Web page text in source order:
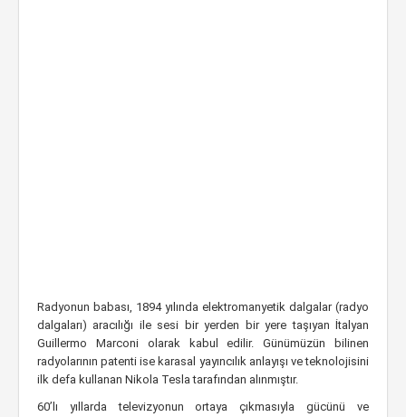
Radyonun babası, 1894 yılında elektromanyetik dalgalar (radyo
dalgaları) aracılığı ile sesi bir yerden bir yere taşıyan İtalyan
Guillermo Marconi olarak kabul edilir. Günümüzün bilinen
radyolarının patenti ise karasal yayıncılık anlayışı ve teknolojisini
ilk defa kullanan Nikola Tesla tarafından alınmıştır.
60’lı yıllarda televizyonun ortaya çıkmasıyla gücünü ve